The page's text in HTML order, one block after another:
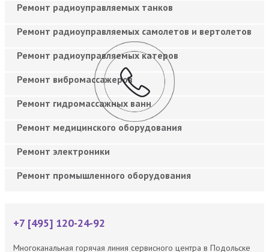
Ремонт радиоуправляемых танков
Ремонт радиоуправляемых самолетов и вертолетов
Ремонт радиоуправляемых катеров
Ремонт вибромассажеров
Ремонт гидромассажных ванн
Ремонт медицинского оборудования
Ремонт электроники
Ремонт промышленного оборудования
+7 [495] 120-24-92
Многоканальная горячая линия сервисного центра в Подольске